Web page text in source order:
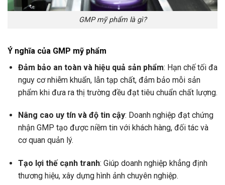
GMP mỹ phẩm là gì?
Ý nghĩa của GMP mỹ phẩm
Đảm bảo an toàn và hiệu quả sản phẩm: Hạn chế tối đa
nguy cơ nhiễm khuẩn, lẫn tạp chất, đảm bảo mỗi sản
phẩm khi đưa ra thị trường đều đạt tiêu chuẩn chất lượng.
Nâng cao uy tín và độ tin cậy: Doanh nghiệp đạt chứng
nhận GMP tạo được niềm tin với khách hàng, đối tác và
cơ quan quản lý.
Tạo lợi thế cạnh tranh: Giúp doanh nghiệp khẳng định
thương hiệu, xây dựng hình ảnh chuyên nghiệp.